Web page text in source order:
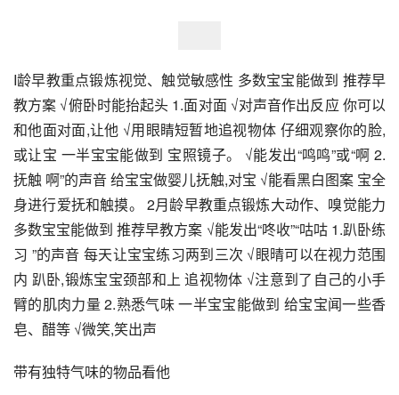
I龄早教重点锻炼视觉、触觉敏感性 多数宝宝能做到 推荐早
教方案 √俯卧时能抬起头 1.面对面 √对声音作出反应 你可以
和他面对面,让他 √用眼睛短暂地追视物体 仔细观察你的脸,
或让宝 一半宝宝能做到 宝照镜子。 √能发出“鸣鸣”或“啊 2.
抚触 啊”的声音 给宝宝做婴儿抚触,对宝 √能看黑白图案 宝全
身进行爱抚和触摸。 2月龄早教重点锻炼大动作、嗅觉能力
多数宝宝能做到 推荐早教方案 √能发出“咚收”“咕咕 1.趴卧练
习 ”的声音 每天让宝宝练习两到三次 √眼晴可以在视力范围
内 趴卧,锻炼宝宝颈部和上 追视物体 √注意到了自己的小手
臂的肌肉力量 2.熟悉气味 一半宝宝能做到 给宝宝闻一些香
皂、醋等 √微笑,笑出声
带有独特气味的物品看他